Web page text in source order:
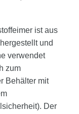
ist aus
und
verwendet
zum
Behälter mit
Der